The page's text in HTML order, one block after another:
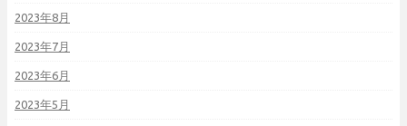
2023年8月
2023年7月
2023年6月
2023年5月